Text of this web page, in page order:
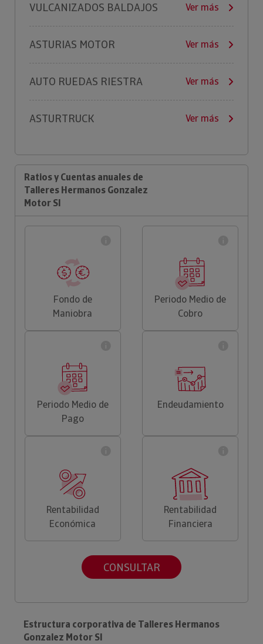
VULCANIZADOS BALDAJOS Ver más
ASTURIAS MOTOR Ver más
AUTO RUEDAS RIESTRA Ver más
ASTURTRUCK Ver más
Ratios y Cuentas anuales de
Talleres Hermanos Gonzalez
Motor Sl
Fondo de
Maniobra
Periodo Medio de
Cobro
Periodo Medio de
Pago
Endeudamiento
Rentabilidad
Económica
Rentabilidad
Financiera
CONSULTAR
Estructura corporativa de Talleres Hermanos
Gonzalez Motor Sl